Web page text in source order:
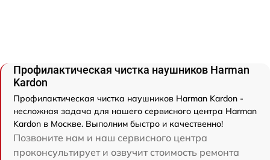
Профилактическая чистка наушников Harman
Kardon
Профилактическая чистка наушников Harman Kardon -
несложная задача для нашего сервисного центра Harman
Kardon в Москве. Выполним быстро и качественно!
Позвоните нам и наш сервисного центра
проконсультирует и озвучит стоимость ремонта